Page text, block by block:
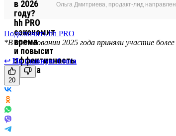
Ольга Дмитриева, продакт-лид
Подключить hh PRO
*В исследовании 2025 года приняли участие
↩ На главную блога
20